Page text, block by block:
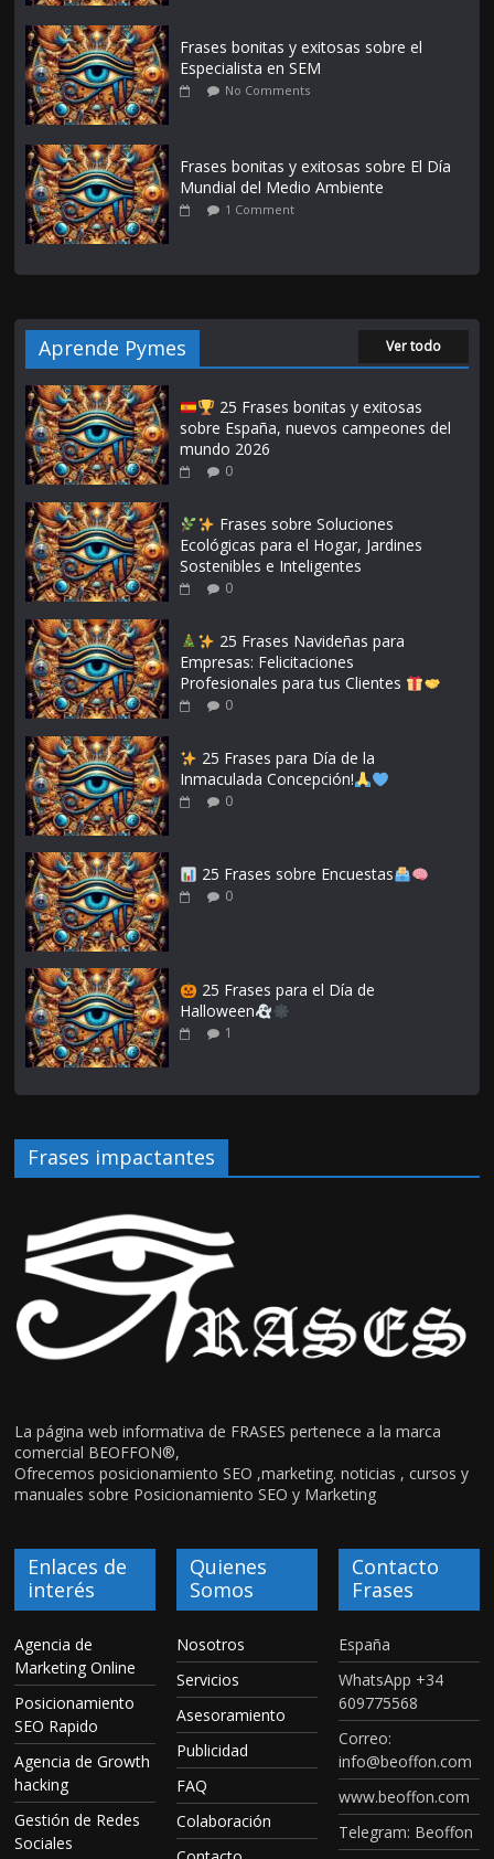
Frases bonitas y exitosas sobre el
Especialista en SEM
No Comments
Frases bonitas y exitosas sobre El Día
Mundial del Medio Ambiente
1 Comment
Aprende Pymes Ver todo
25 Frases bonitas y exitosas
sobre España, nuevos campeones del
mundo 2026
0
Frases sobre Soluciones
Ecológicas para el Hogar, Jardines
Sostenibles e Inteligentes
0
25 Frases Navideñas para
Empresas: Felicitaciones
Profesionales para tus Clientes
0
25 Frases para Día de la
Inmaculada Concepción!
0
25 Frases sobre Encuestas
0
25 Frases para el Día de
Halloween
1
Frases impactantes
La página web informativa de FRASES pertenece a la marca
comercial BEOFFON®,
Ofrecemos posicionamiento SEO ,marketing. noticias , cursos y
manuales sobre Posicionamiento SEO y Marketing
Enlaces de
interés
Agencia de
Marketing Online
Posicionamiento
SEO Rapido
Agencia de Growth
hacking
Gestión de Redes
Sociales
Quienes
Somos
Nosotros
Servicios
Asesoramiento
Publicidad
FAQ
Colaboración
Contacto
Frases
España
WhatsApp +34
609775568
Correo:
info@beoffon.com
www.beoffon.com
Telegram: Beoffon